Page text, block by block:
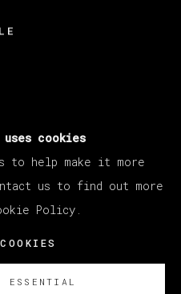
cookies
to help make it more
us to find out more
Policy.
ESSENTIAL